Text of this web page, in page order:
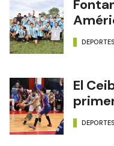
DEPORTES
El
DEPORTES